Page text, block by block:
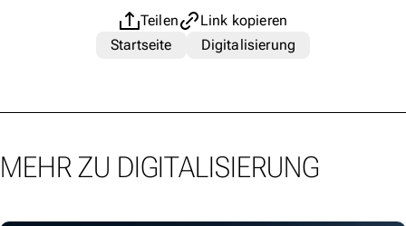
Teilen
Link kopieren
Startseite
Digitalisierung
MEHR ZU DIGITALISIERUNG